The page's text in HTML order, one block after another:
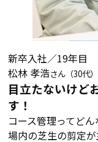
新卒入社／19年目
松林 孝浩さん（30代）
目立たないけど
す！
コース管理ってどん
場内の芝生の剪定